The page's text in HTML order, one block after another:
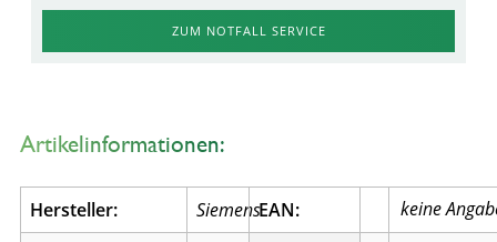
ZUM NOTFALL SERVICE
Artikelinformationen:
Hersteller: SiemensEAN: